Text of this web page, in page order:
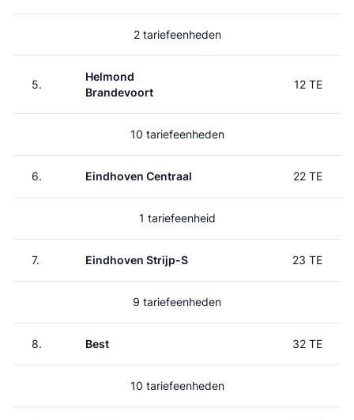
2 tariefeenheden
5.
Helmond
Brandevoort
12 TE
10 tariefeenheden
6. Eindhoven Centraal 22 TE
1 tariefeenheid
7. Eindhoven Strijp-S 23 TE
9 tariefeenheden
8. Best 32 TE
10 tariefeenheden